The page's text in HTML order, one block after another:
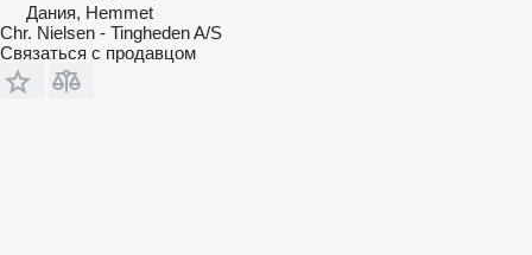
Дания, Hemmet
Chr. Nielsen - Tingheden A/S
Связаться с продавцом